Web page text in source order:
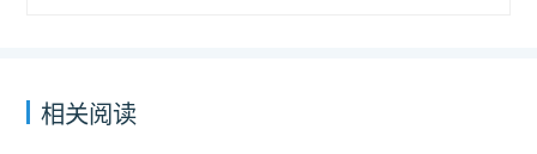
相关阅读